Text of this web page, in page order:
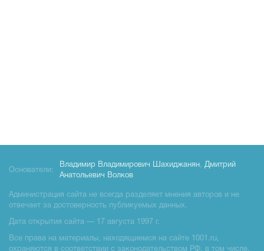
Основатели:
Владимир Владимирович Шахиджанян, Дмитрий
Анатольевич Волков
Администрация сайта не всегда разделяет мнения авторов и не
отвечает за достоверность публикуемых данных.
Дата открытия сайта — 17 августа 1997 г.
Все права на материалы, находящиемся на сайте 1001.ru,
охраняются в соответствии с законодательством РФ, в том числе,